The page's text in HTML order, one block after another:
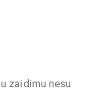
zaidimu nesu